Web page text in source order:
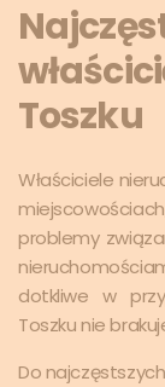
Toszku
Właściciele
problemy
dotkliwe w
Toszku nie
Do